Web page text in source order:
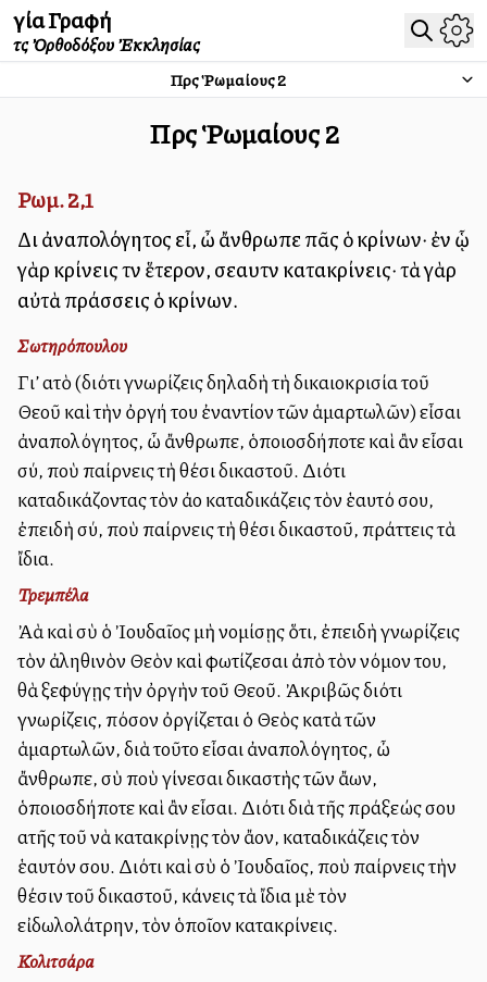
Ἁγία Γραφή
τῆς Ὀρθοδόξου Ἐκκλησίας
Πρὸς Ῥωμαίους2
Πρὸς Ῥωμαίους2
Ρωμ. 2,1
Διὸ ἀναπολόγητος εἶ, ὦ ἄνθρωπε πᾶς ὁ κρίνων· ἐν ᾧ
γὰρ κρίνεις τὸν ἕτερον, σεαυτὸν κατακρίνεις· τὰ γὰρ
αὐτὰ πράσσεις ὁ κρίνων.
Σωτηρόπουλου
Γι’ αὐτὸ (διότι γνωρίζεις δηλαδὴ τὴ δικαιοκρισία τοῦ
Θεοῦ καὶ τὴν ὀργή του ἐναντίον τῶν ἁμαρτωλῶν) εἶσαι
ἀναπολόγητος, ὦ ἄνθρωπε, ὁποιοσδήποτε καὶ ἂν εἶσαι
σύ, ποὺ παίρνεις τὴ θέσι δικαστοῦ. Διότι
καταδικάζοντας τὸν ἀλλο καταδικάζεις τὸν ἑαυτό σου,
ἐπειδὴ σύ, ποὺ παίρνεις τὴ θέσι δικαστοῦ, πράττεις τὰ
ἴδια.
Τρεμπέλα
Ἀλλὰ καὶ σὺ ὁ Ἰουδαῖος μὴ νομίσῃς ὅτι, ἐπειδὴ γνωρίζεις
τὸν ἀληθινὸν Θεὸν καὶ φωτίζεσαι ἀπὸ τὸν νόμον του,
θὰ ξεφύγῃς τὴν ὀργὴν τοῦ Θεοῦ. Ἀκριβῶς διότι
γνωρίζεις, πόσον ὀργίζεται ὁ Θεὸς κατὰ τῶν
ἁμαρτωλῶν, διὰ τοῦτο εἶσαι ἀναπολόγητος, ὦ
ἄνθρωπε, σὺ ποὺ γίνεσαι δικαστὴς τῶν ἄλλων,
ὁποιοσδήποτε καὶ ἂν εἶσαι. Διότι διὰ τῆς πράξεώς σου
αὐτῆς τοῦ νὰ κατακρίνῃς τὸν ἄλλον, καταδικάζεις τὸν
ἑαυτόν σου. Διότι καὶ σὺ ὁ Ἰουδαῖος, ποὺ παίρνεις τὴν
θέσιν τοῦ δικαστοῦ, κάνεις τὰ ἴδια μὲ τὸν
εἰδωλολάτρην, τὸν ὁποῖον κατακρίνεις.
Κολιτσάρα